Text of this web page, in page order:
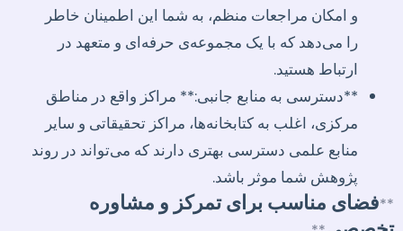
و امکان مراجعات منظم، به شما این اطمینان خاطر
را می‌دهد که با یک مجموعه‌ی حرفه‌ای و متعهد در
ارتباط هستید.
**دسترسی به منابع جانبی:** مراکز واقع در مناطق
مرکزی، اغلب به کتابخانه‌ها، مراکز تحقیقاتی و سایر
منابع علمی دسترسی بهتری دارند که می‌تواند در روند
پژوهش شما موثر باشد.
**فضای مناسب برای تمرکز و مشاوره